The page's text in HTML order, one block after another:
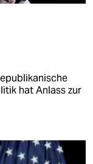
hat Anlass zur